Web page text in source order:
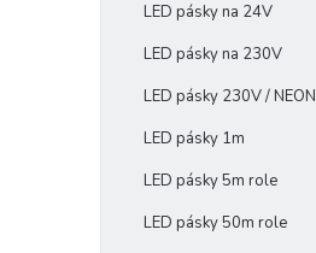
LED pásky na 24V
LED pásky na 230V
LED pásky 230V / NEON
LED pásky 1m
LED pásky 5m role
LED pásky 50m role